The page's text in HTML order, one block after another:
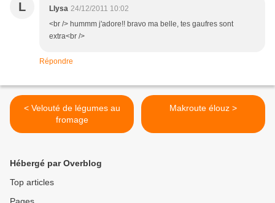
L Llysa 24/12/2011 10:02
<br /> hummm j'adore!! bravo ma belle, tes gaufres sont
extra<br />
Répondre
< Velouté de légumes au
fromage
Makroute élouz >
Hébergé par Overblog
Top articles